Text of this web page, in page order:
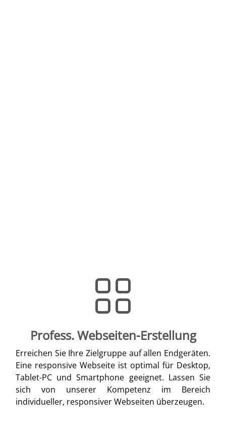
Profess. Webseiten-Erstellung
Erreichen Sie Ihre Zielgruppe auf allen Endgeräten.
Eine responsive Webseite ist optimal für Desktop,
Tablet-PC und Smartphone geeignet. Lassen Sie
sich von unserer Kompetenz im Bereich
individueller, responsiver Webseiten überzeugen.